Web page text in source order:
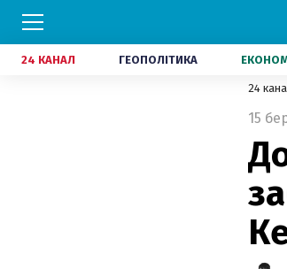
24 КАНАЛ ГЕОПОЛІТИКА
24
15